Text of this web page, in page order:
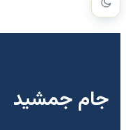
جام جمشید